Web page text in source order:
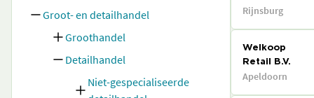
Groot- en detailhandel
Groothandel
Detailhandel
Niet-gespecialiseerde
Rijnsburg
Welkoop
Retail B.V.
Apeldoorn